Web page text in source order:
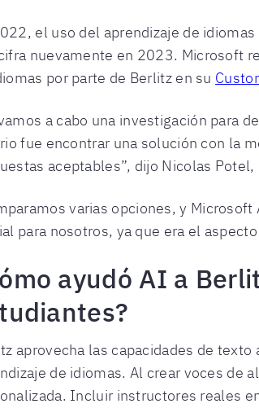
el uso del aprendizaje de
nuevamente en 2023. Microsoft
por parte de Berlitz en su
a cabo una investigación para
fue encontrar una solución con la
aceptables”, dijo Nicolas
varias opciones, y
para nosotros, ya que era el
ayudó AI a
aprovecha las capacidades de texto
de idiomas. Al crear voces de
Incluir instructores reales